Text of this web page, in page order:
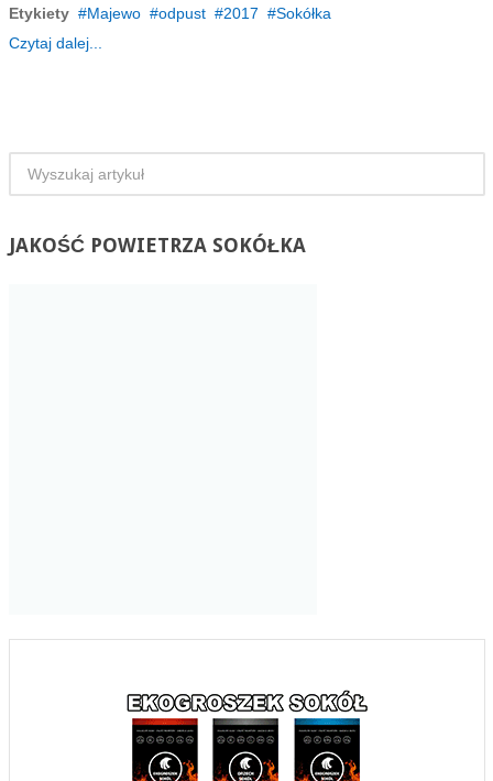
Etykiety Majewo odpust 2017
Sokółka
Czytaj dalej...
JAKOŚĆPOWIETRZA SOKÓŁKA